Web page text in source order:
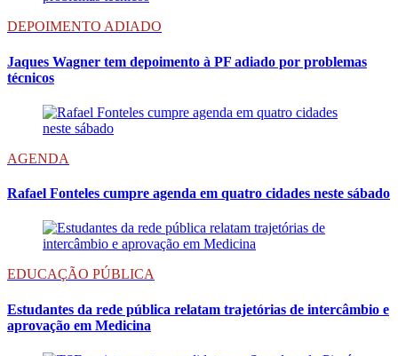
DEPOIMENTO ADIADO
Jaques Wagner tem depoimento à PF adiado por problemas
técnicos
AGENDA
Rafael Fonteles cumpre agenda em quatro cidades neste sábado
EDUCAÇÃO PÚBLICA
Estudantes da rede pública relatam trajetórias de intercâmbio e
aprovação em Medicina